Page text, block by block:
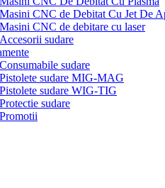
Masini CNC de Debitat Cu Jet De
Masini CNC de debitare cu laser
Accesorii sudare
Consumabile sudare
Pistolete sudare MIG-MAG
Pistolete sudare WIG-TIG
Protectie sudare
Promotii